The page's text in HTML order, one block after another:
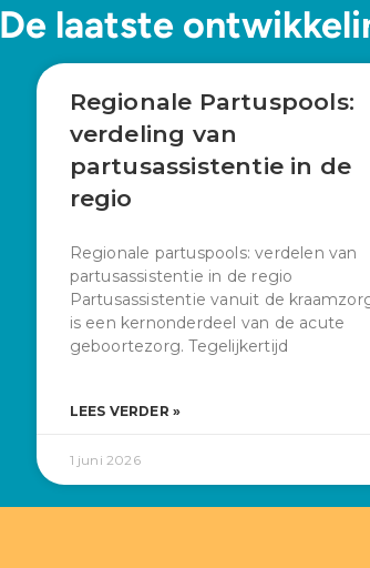
De laatste
Regionale Partuspools:
verdeling van
partusassistentie in de
regio
Regionale partuspools: verdelen van
partusassistentie in de regio
Partusassistentie vanuit de
is een kernonderdeel van de acute
geboortezorg. Tegelijkertijd
LEES VERDER »
1 juni 2026